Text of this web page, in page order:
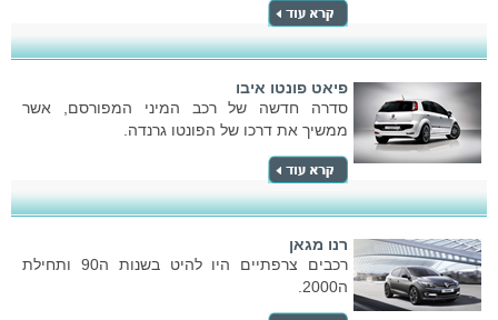
פיאט פונטו איבו
סדרה חדשה של רכב המיני המפורסם, אשר
ממשיך את דרכו של הפונטו גרנדה.
רנו מגאן
רכבים צרפתיים היו להיט בשנות ה90 ותחילת
ה2000.